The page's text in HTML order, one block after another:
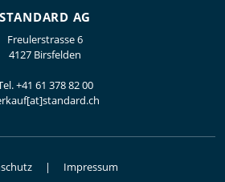
STANDARD AG
Freulerstrasse 6
4127 Birsfelden
+41 61 378 82 00
Impressum